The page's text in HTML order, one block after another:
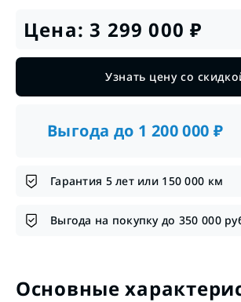
Цена:3 299 000 ₽
Узнать цену со
Выгода до 1 200 000 ₽
Гарантия 5 лет или 150 000 км
Выгода на покупку до 350 000
Основные